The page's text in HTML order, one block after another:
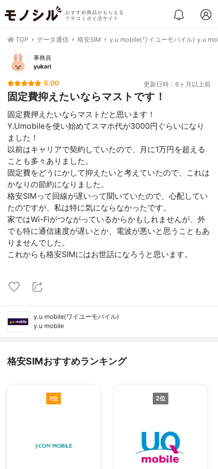
おすすめ商品がもらえる
クチコミポイ活サイト
TOP データ通信 格安SIM y.u mobile(ワイユーモバイル) y.u
事務員
yukari
5.00 更新日時：6ヶ月以上前
固定費抑えたいならマストです！
固定費押えたいならマストだと思います！
Y.Umobileを使い始めてスマホ代が3000円ぐらいになり
ました！
以前はキャリアで契約していたので、月に1万円を超える
ことも多々ありました。
固定費をどうにかして抑えたいと考えていたので、これは
かなりの節約になりました。
格安SIMって回線が遅いって聞いていたので、心配してい
たのですが、私は特に気にならなかったです。
家ではWi-Fiがつながっているからかもしれませんが、外
でも特に通信速度が遅いとか、電波が悪いと思うこともあ
りませんでした。
これからも格安SIMにはお世話になろうと思います。
y.u mobile(ワイユーモバイル)
y.u mobile
格安SIMおすすめランキング
1位 2位